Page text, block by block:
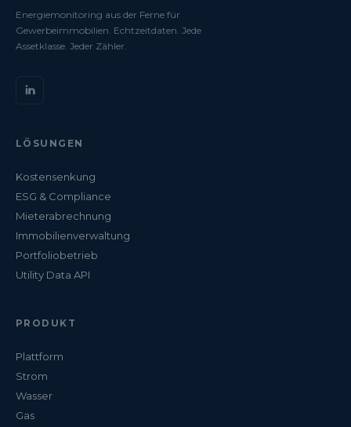
Energiemonitoring aus der Ferne für
Gewerbeimmobilien. Echtzeitdaten. Jede
Assetklasse. Jeder Zähler.
LÖSUNGEN
Kostensenkung
ESG & Compliance
Mieterabrechnung
Immobilienverwaltung
Portfoliobetrieb
Utility Data API
PRODUKT
Plattform
Strom
Wasser
Gas